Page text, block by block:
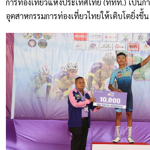
การท่องเที่ยวแห่งประเทศไทย (ททท.) เป็นก
อุตสาหกรรมการท่องเที่ยวไทยให้เติบโตยิ่งขึ้น